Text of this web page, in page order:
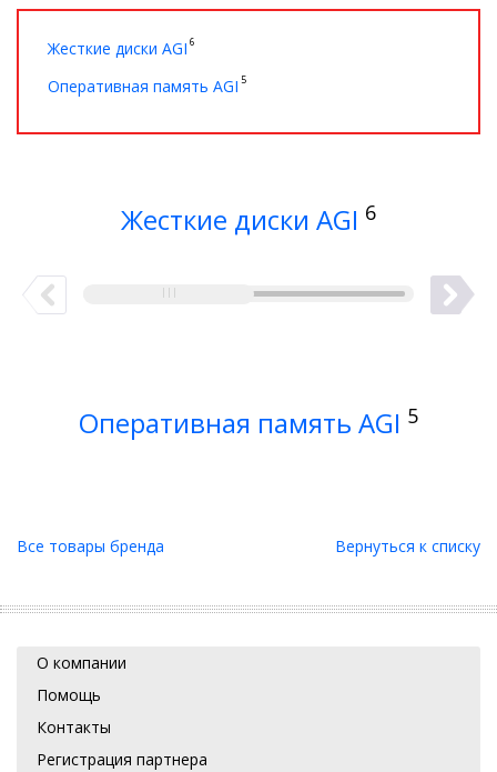
Жесткие диски AGI 6
Оперативная память AGI 5
Жесткие диски AGI 6
Оперативная память AGI 5
Все товары бренда Вернуться к списку
О компании
Помощь
Контакты
Регистрация партнера